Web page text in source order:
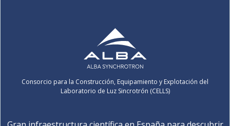
Consorcio para la Construcción, Equipamiento y Explotación del
Laboratorio de Luz Sincrotrón (CELLS)